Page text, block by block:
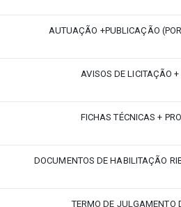
AUTUAÇÃO +PUBLICAÇÃO
AVISOS DE LICITAÇÃO
FICHAS TÉCNICAS +
DOCUMENTOS DE HABILITAÇÃO
TERMO DE JULGAMENTO